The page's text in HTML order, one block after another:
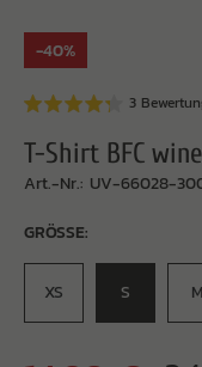
-40%
3
T-Shirt BFC wine
Art.-Nr.: UV-66028-
GRÖSSE:
XS S M